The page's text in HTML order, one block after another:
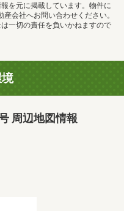
報を元に掲載しています。物件に
会社へお問い合わせください。
一切の責任を負いかねますので
周辺地図情報